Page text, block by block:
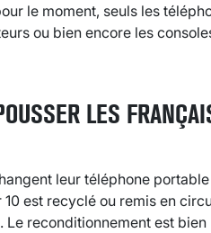
le moment, seuls les
ou bien encore les
LES
leur téléphone
est recyclé ou remis en
reconditionnement est